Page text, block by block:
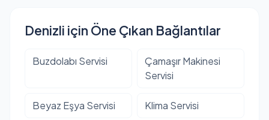
Denizli için Öne Çıkan Bağlantılar
Buzdolabı Servisi
Çamaşır Makinesi
Servisi
Beyaz Eşya Servisi Klima Servisi